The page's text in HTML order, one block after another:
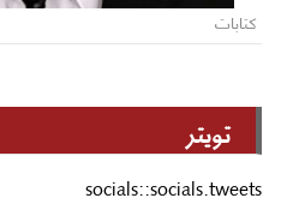
كتابات
تويتر
socials::socials.tweets